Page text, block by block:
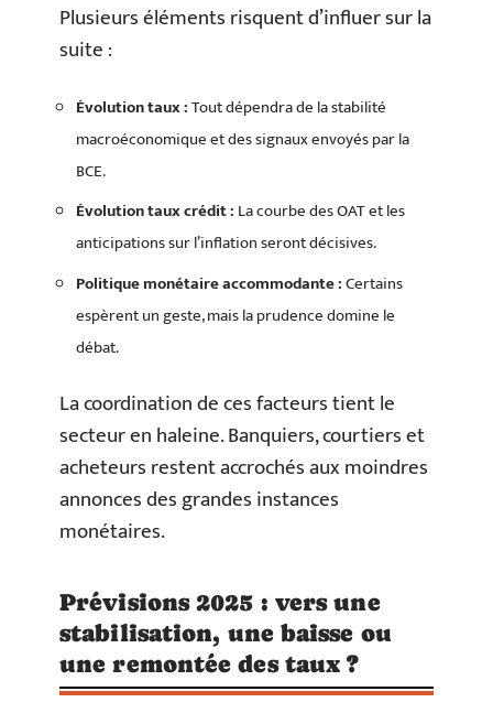
Plusieurs éléments risquent d’influer sur la
suite :
Évolution taux :Tout dépendra de la stabilité
macroéconomique et des signaux envoyés par la
BCE.
Évolution taux crédit : La courbe des OAT et les
anticipations sur l’inflation seront décisives.
Politique monétaire accommodante :Certains
espèrent un geste, mais la prudence domine le
débat.
La coordination de ces facteurs tient le
secteur en haleine. Banquiers, courtiers et
acheteurs restent accrochés aux moindres
annonces des grandes instances
monétaires.
Prévisions 2025 : vers une
stabilisation, une baisse ou
une remontée des taux ?